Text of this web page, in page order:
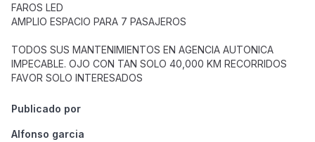
FAROS LED
AMPLIO ESPACIO PARA 7 PASAJEROS
TODOS SUS MANTENIMIENTOS EN AGENCIA AUTONICA
IMPECABLE. OJO CON TAN SOLO 40,000 KM RECORRIDOS
FAVOR SOLO INTERESADOS
Publicado por
Alfonso garcia